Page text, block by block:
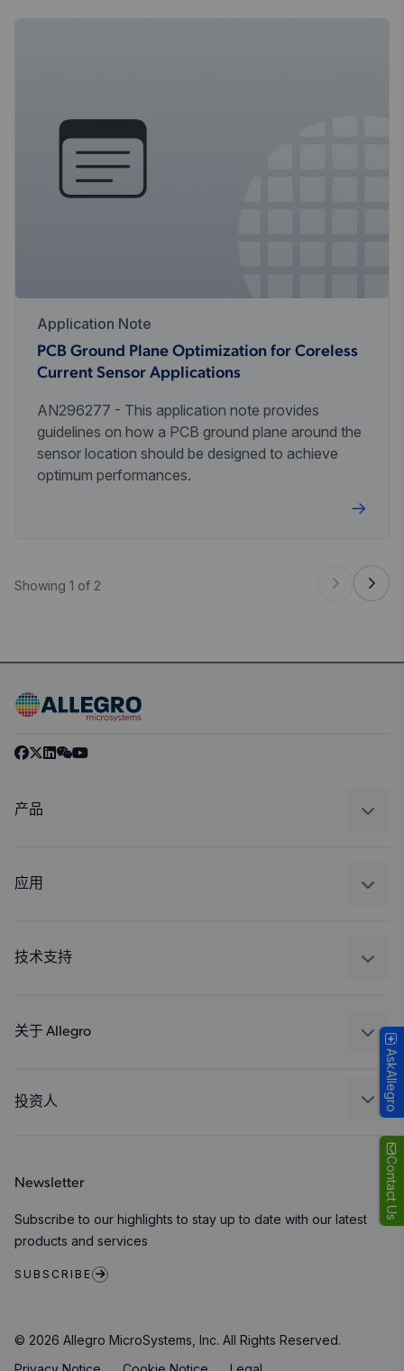
Contact Us
Application Note
PCB Ground Plane Optimization for Coreless
Current Sensor Applications
AN296277 - This application note provides
guidelines on how a PCB ground plane around the
sensor location should be designed to achieve
optimum performances.
Showing 1 of 2
产品
调节
应用
工业
技术支持
封装
关于 Allegro
人才招聘
联系我们
投资人
Newsletter
Subscribe to our highlights to stay up to date with our latest
products and services
SUBSCRIBE
© 2026 Allegro MicroSystems, Inc. All Rights Reserved.
AskAllegro